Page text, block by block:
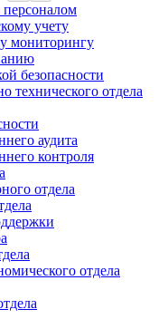
учету
мониторингу
безопасности
технического отдела
аудита
контроля
отдела
отдела